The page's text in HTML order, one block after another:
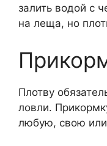
залить водой с
на леща, но
Плотву
ловли.
любую, свою или